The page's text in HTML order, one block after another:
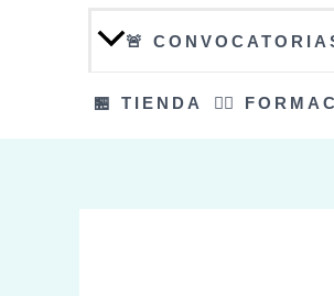
🚨
🏪 TIENDA 👮‍♀️